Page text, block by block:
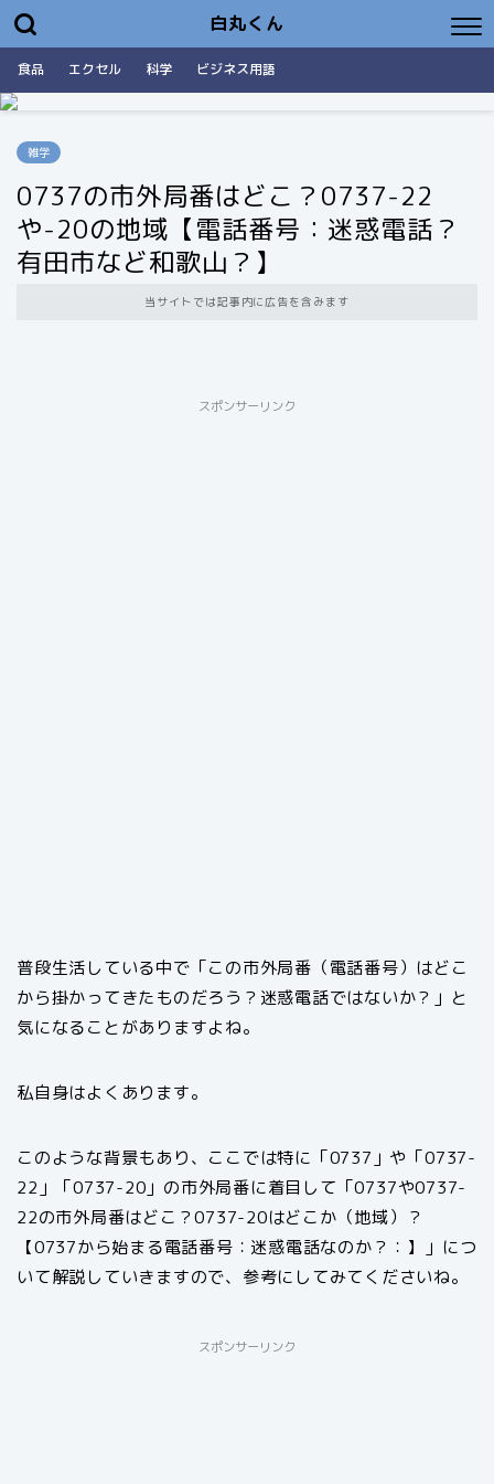
白丸くん
食品 エクセル 科学 ビジネス用語
雑学
0737の市外局番はどこ？0737-22
や-20の地域【電話番号：迷惑電話？
有田市など和歌山？】
当サイトでは記事内に広告を含みます
スポンサーリンク
普段生活している中で「この市外局番（電話番号）はどこ
から掛かってきたものだろう？迷惑電話ではないか？」と
気になることがありますよね。
私自身はよくあります。
このような背景もあり、ここでは特に「0737」や「0737-
22」「0737-20」の市外局番に着目して「0737や0737-
22の市外局番はどこ？0737-20はどこか（地域）？
【0737から始まる電話番号：迷惑電話なのか？：】」につ
いて解説していきますので、参考にしてみてくださいね。
スポンサーリンク